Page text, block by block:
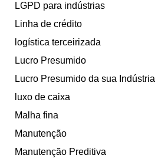
LGPD para indústrias
Linha de crédito
logística terceirizada
Lucro Presumido
Lucro Presumido da sua Indústria
luxo de caixa
Malha fina
Manutenção
Manutenção Preditiva